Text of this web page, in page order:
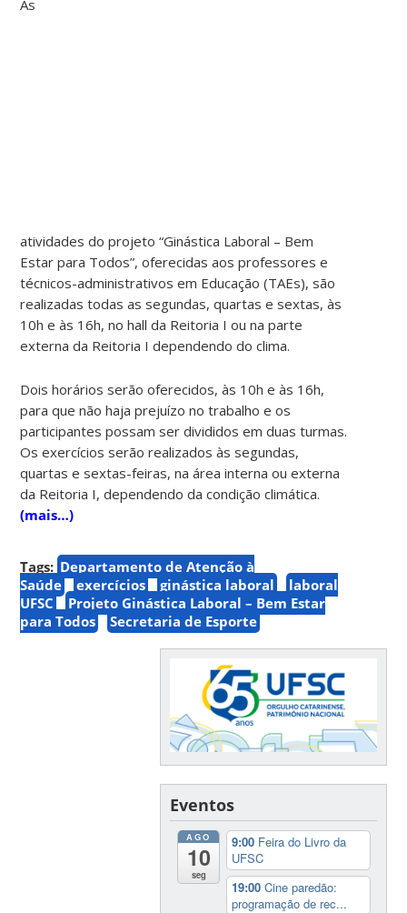
As
atividades do projeto “Ginástica Laboral – Bem
Estar para Todos”, oferecidas aos professores e
técnicos-administrativos em Educação (TAEs), são
realizadastodas as segundas, quartas e sextas, às
10h e às 16h, no hall da Reitoria I ou na parte
externa da Reitoria I dependendo do clima.
Dois horários serão oferecidos, às 10h e às 16h,
para que não haja prejuízo no trabalho e os
participantes possam ser divididos em duas turmas.
Os exercícios serão realizados às segundas,
quartas e sextas-feiras, na área interna ou externa
da Reitoria I, dependendo da condição climática.
(mais…)
Tags: Departamento de Atenção à
Saúde
exercícios ginástica laboral
laboral
UFSC
Projeto Ginástica Laboral – Bem Estar
para Todos
Secretaria de Esporte
Eventos
AGO
10
seg
9:00 Feira do Livro da
UFSC
19:00Cine paredão:
programação de rec...